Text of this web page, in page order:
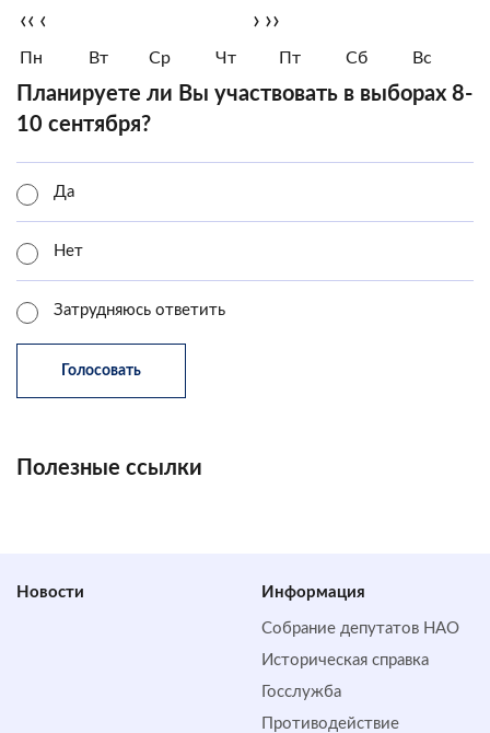
‹‹ ‹ › ››
Пн Вт Ср Чт Пт Сб Вс
Планируете ли Вы участвовать в выборах 8-
10 сентября?
Да
Нет
Затрудняюсь ответить
Полезные ссылки
Новости Информация
Собрание депутатов НАО
Историческая справка
Госслужба
Противодействие